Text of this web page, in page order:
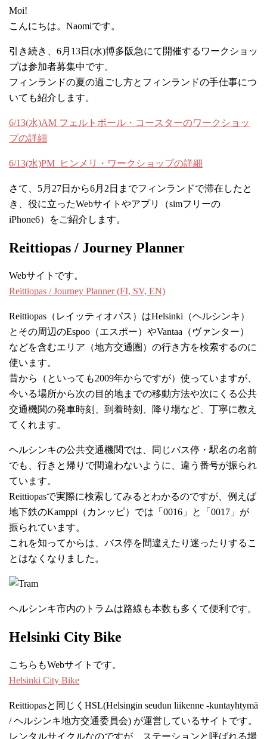
Moi!
こんにちは。Naomiです。
引き続き、6月13日(水)博多阪急にて開催するワークショッ
プは参加者募集中です。
フィンランドの夏の過ごし方とフィンランドの手仕事につ
いても紹介します。
6/13(水)AM フェルトボール・コースターのワークショッ
プの詳細
6/13(水)PM ヒンメリ・ワークショップの詳細
さて、5月27日から6月2日までフィンランドで滞在したと
き、役に立ったWebサイトやアプリ（simフリーの
iPhone6）をご紹介します。
Reittiopas / Journey Planner
Webサイトです。
Reittiopas / Journey Planner (FI, SV, EN)
Reittiopas（レイッティオパス）はHelsinki（ヘルシンキ）
とその周辺のEspoo（エスポー）やVantaa（ヴァンター）
などを含むエリア（地方交通圏）の行き方を検索するのに
使います。
昔から（といっても2009年からですが）使っていますが、
今いる場所から次の目的地までの移動方法や次にくる公共
交通機関の発車時刻、到着時刻、降り場など、丁寧に教え
てくれます。
ヘルシンキの公共交通機関では、同じバス停・駅名の名前
でも、行きと帰りで間違わないように、違う番号が振られ
ています。
Reittiopasで実際に検索してみるとわかるのですが、例えば
地下鉄のKamppi（カンッピ）では「0016」と「0017」が
振られています。
これを知ってからは、バス停を間違えたり迷ったりするこ
とはなくなりました。
ヘルシンキ市内のトラムは路線も本数も多くて便利です。
Helsinki City Bike
こちらもWebサイトです。
Helsinki City Bike
Reittiopasと同じくHSL(Helsingin seudun liikenne -kuntayhtymä
/ ヘルシンキ地方交通委員会) が運営しているサイトです。
レンタルサイクルなのですが、ステーションと呼ばれる場